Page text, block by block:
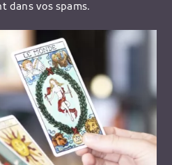
dans vos spams.